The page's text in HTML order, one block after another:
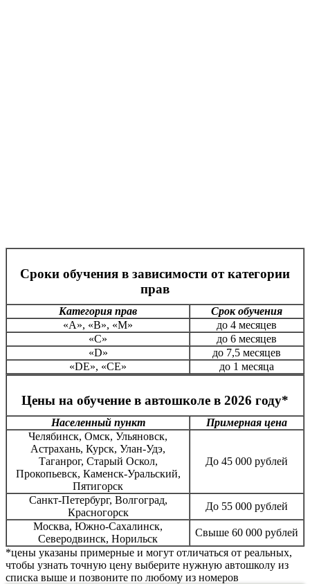
Сроки обучения в зависимости от категории
прав
Категория прав
Срок обучения
«А», «В», «М»
до 4 месяцев
«С»
до 6 месяцев
«D»
до 7,5 месяцев
«DE», «CE»
до 1 месяца
Цены на обучение в автошколе в 2026 году*
Населенный пункт
Примерная цена
Челябинск, Омск, Ульяновск,
Астрахань, Курск, Улан-Удэ,
Таганрог, Старый Оскол,
Прокопьевск, Каменск-Уральский,
Пятигорск
До 45 000 рублей
Санкт-Петербург, Волгоград,
Красногорск
До 55 000 рублей
Москва, Южно-Сахалинск,
Северодвинск, Норильск
Свыше 60 000 рублей
*цены указаны примерные и могут отличаться от реальных,
чтобы узнать точную цену выберите нужную автошколу из
списка выше и позвоните по любому из номеров